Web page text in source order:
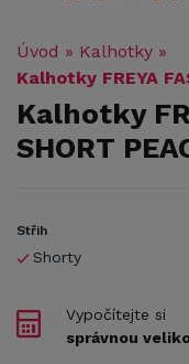
Úvod » Kalhotky »
Kalhotky FREYA
Kalhotky
SHORT
Střih
Shorty
Vypočítejte si
správnou